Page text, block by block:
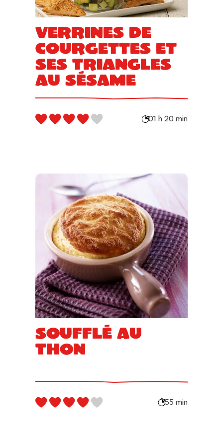
Verrines de
courgettes et
ses triangles
au sésame
01 h 20 min
Soufflé au
thon
55 min